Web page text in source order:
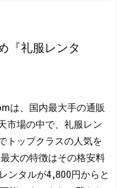
『礼服レンタ
は、国内最大手の通販
市場の中で、礼服レン
トップクラスの人気を
大の特徴はその格安料
ンタルが4,800円からと